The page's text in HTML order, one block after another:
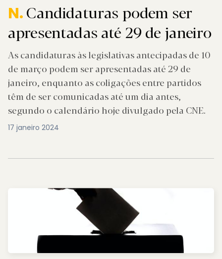
N.Candidaturas podem ser
apresentadas até 29 de janeiro
As candidaturas às legislativas antecipadas de 10
de março podem ser apresentadas até 29 de
janeiro, enquanto as coligações entre partidos
têm de ser comunicadas até um dia antes,
segundo o calendário hoje divulgado pela CNE.
17 janeiro 2024